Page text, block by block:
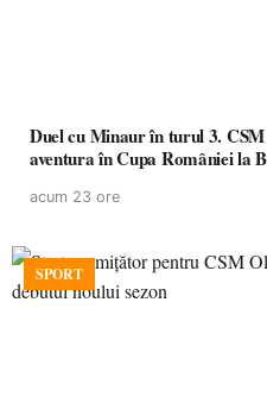
Duel cu Minaur în turul 3.
aventura în Cupa României la
acum 23 ore
SPORT